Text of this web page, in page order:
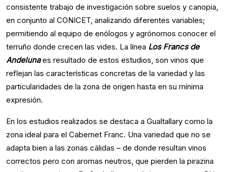
consistente trabajo de investigación sobre suelos y canopia,
en conjunto al CONICET, analizando diferentes variables;
permitiendo al equipo de enólogos y agrónomos conocer el
terruño donde crecen las vides. La línea Los Francs de
Andelunaes resultado de estos estudios, son vinos que
reflejan las características concretas de la variedad y las
particularidades de la zona de origen hasta en su mínima
expresión.
En los estudios realizados se destaca a Gualtallary como la
zona ideal para el Cabernet Franc. Una variedad que no se
adapta bien a las zonas cálidas – de donde resultan vinos
correctos pero con aromas neutros, que pierden la pirazina